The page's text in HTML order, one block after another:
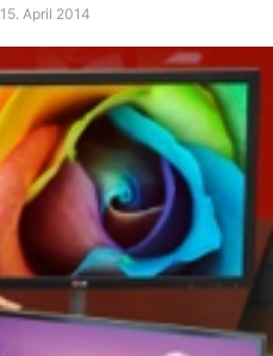
15. April 2014